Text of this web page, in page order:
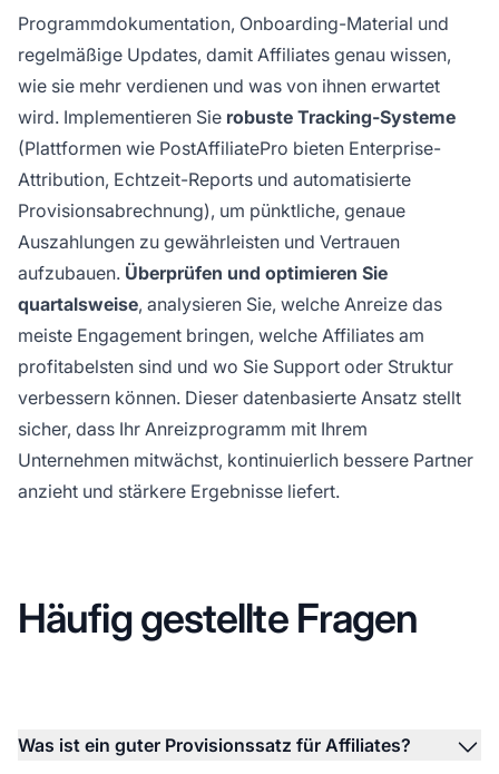
Programmdokumentation, Onboarding-Material und
regelmäßige Updates, damit Affiliates genau wissen,
wie sie mehr verdienen und was von ihnen erwartet
wird. Implementieren Sie robuste Tracking-Systeme
(Plattformen wie PostAffiliatePro bieten Enterprise-
Attribution, Echtzeit-Reports und automatisierte
Provisionsabrechnung), um pünktliche, genaue
Auszahlungen zu gewährleisten und Vertrauen
aufzubauen. Überprüfen und optimieren Sie
quartalsweise, analysieren Sie, welche Anreize das
meiste Engagement bringen, welche Affiliates am
profitabelsten sind und wo Sie Support oder Struktur
verbessern können. Dieser datenbasierte Ansatz stellt
sicher, dass Ihr Anreizprogramm mit Ihrem
Unternehmen mitwächst, kontinuierlich bessere Partner
anzieht und stärkere Ergebnisse liefert.
Häufig gestellte Fragen
Was ist ein guter Provisionssatz für Affiliates?